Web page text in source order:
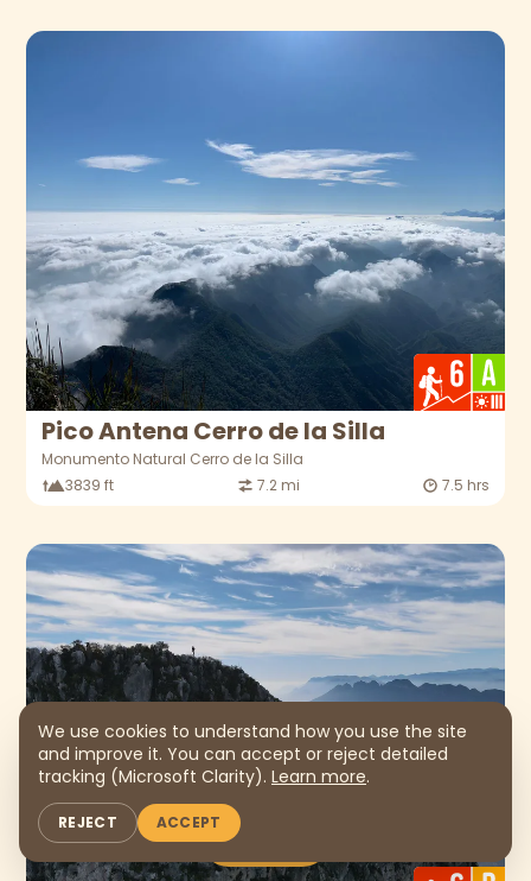
Pico Antena Cerro de la Silla
Monumento Natural Cerro de la Silla
3839 ft
7.2 mi 7.5 hrs
We use cookies to understand how you use the site
and improve it. You can accept or reject detailed
tracking (Microsoft Clarity). Learn more.
REJECT ACCEPT